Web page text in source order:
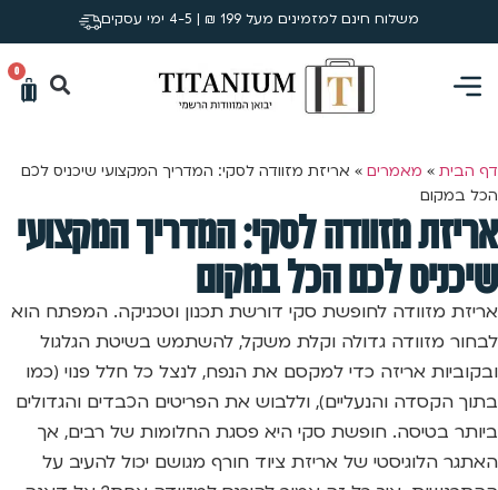
משלוח חינם למזמינים מעל 199 ₪ | 4-5 ימי עסקים
0
דף הבית » מאמרים » אריזת מזוודה לסקי: המדריך המקצועי שיכניס לכם
הכל במקום
אריזת מזוודה לסקי: המדריך המקצועי
שיכניס לכם הכל במקום
אריזת מזוודה לחופשת סקי דורשת תכנון וטכניקה. המפתח הוא
לבחור מזוודה גדולה וקלת משקל, להשתמש בשיטת הגלגול
ובקוביות אריזה כדי למקסם את הנפח, לנצל כל חלל פנוי (כמו
בתוך הקסדה והנעליים), וללבוש את הפריטים הכבדים והגדולים
ביותר בטיסה. חופשת סקי היא פסגת החלומות של רבים, אך
האתגר הלוגיסטי של אריזת ציוד חורף מגושם יכול להעיב על